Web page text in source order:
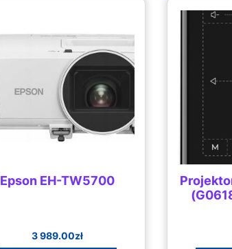
Epson EH-TW5700
3 989.00zł